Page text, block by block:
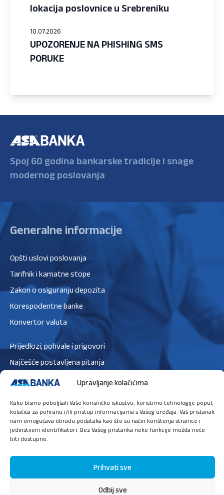
Upravljanje kolačićima
Kako bismo poboljšali Vaše korisničko iskustvo, koristimo tehnologije poput
kolačića za pohranu i/ili pristup informacijama s Vašeg uređaja. Vaš pristanak
nam omogućava obradu podataka kao što su način korištenja stranice i
jedinstveni identifikatori. Bez Vašeg pristanka neke funkcije možda neće
biti dostupne.
Prihvati sve
Odbij sve
lokacija poslovnice u Srebreniku
10.07.2026
UPOZORENJE NA PHISHING SMS
PORUKE
Spoj 60 godina bankarske tradicije i snage
modernog poslovanja
Generalne informacije
Opšti uslovi poslovanja
Tarifnik i kamatne stope
Zakon o osiguranju depozita
Korespodentne banke
Konvertor valuta
Prijedlozi, pohvale i prigovori
Najčešće postavljena pitanja
Zaštita podataka
Politika kolačića